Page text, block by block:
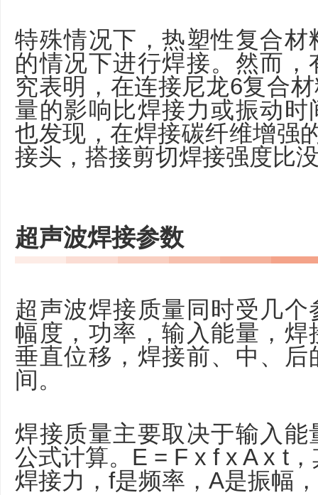
特殊情况下，热塑性复合
的情况下进行焊接。然而
究表明，在连接尼龙6复合
量的影响比焊接力或振动
也发现，在焊接碳纤维增强
接头，搭接剪切焊接强度比
超声波焊接参数
超声波焊接质量同时受几
幅度，功率，输入能量，
垂直位移，焊接前、中、
间。
焊接质量主要取决于输入
公式计算。E = F x f x A x t
焊接力，f是频率，A是振幅